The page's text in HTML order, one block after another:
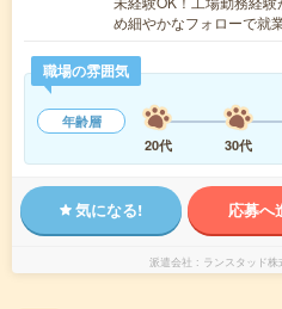
め細やかなフォローで就
職場の雰囲気
年齢層
20代
30代
気になる! 応募へ
派遣会社 ランスタッド